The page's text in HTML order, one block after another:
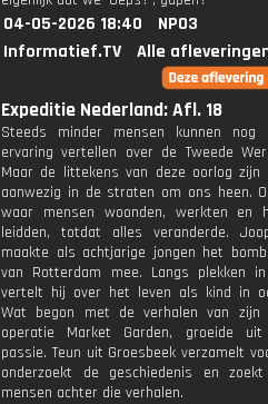
04-05-2026 18:40
NPO3
Informatief.TV
Alle
Expeditie Nederland: Afl. 18
Steeds minder mensen kunnen nog
ervaring vertellen over de Tweede
Maar de littekens van deze oorlog zijn
aanwezig in de straten om ons heen.
waar mensen woonden, werkten en
leidden, totdat alles veranderde.
maakte als achtjarige jongen het
van Rotterdam mee. Langs plekken
vertelt hij over het leven als kind in
Wat begon met de verhalen van zijn
operatie Market Garden, groeide
passie. Teun uit Groesbeek verzamelt
onderzoekt de geschiedenis en
mensen achter die verhalen.